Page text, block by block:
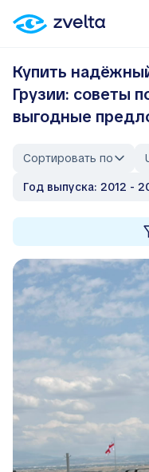
Купить
Грузии: советы
выгодные
Сортировать по
Год выпуска: 2012 -